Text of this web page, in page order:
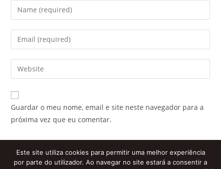
Enter
your
name
comment
Enter
your
email
address
comment
Enter
your
website
URL
Guardar o meu nome, email e site neste navegador para a
próxima vez que eu comentar.
Este site utiliza cookies para permitir uma melhor experiência
por parte do utilizador. Ao navegar no site estará a consentir a